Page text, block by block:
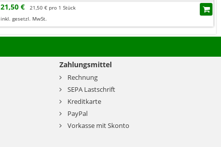
21,50 €
21,50 € pro 1 Stück
inkl. gesetzl. MwSt.
Zahlungsmittel
Rechnung
SEPA Lastschrift
Kreditkarte
PayPal
Vorkasse mit Skonto